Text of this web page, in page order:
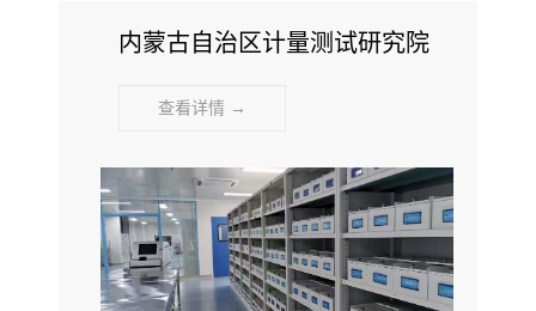
内蒙古自治区计量测试研究院
查看详情 →